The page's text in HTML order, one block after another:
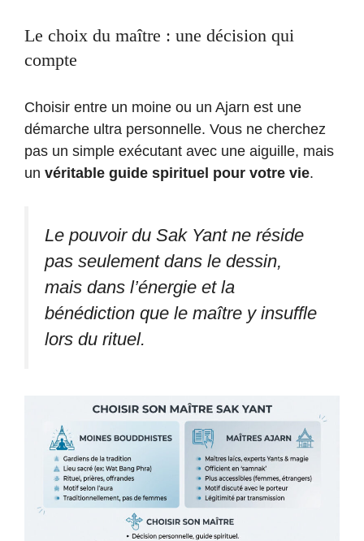
Le choix du maître : une décision qui
compte
Choisir entre un moine ou un Ajarn est une
démarche ultra personnelle. Vous ne cherchez
pas un simple exécutant avec une aiguille, mais
un véritable guide spirituel pour votre vie.
Le pouvoir du Sak Yant ne réside
pas seulement dans le dessin,
mais dans l’énergie et la
bénédiction que le maître y insuffle
lors du rituel.